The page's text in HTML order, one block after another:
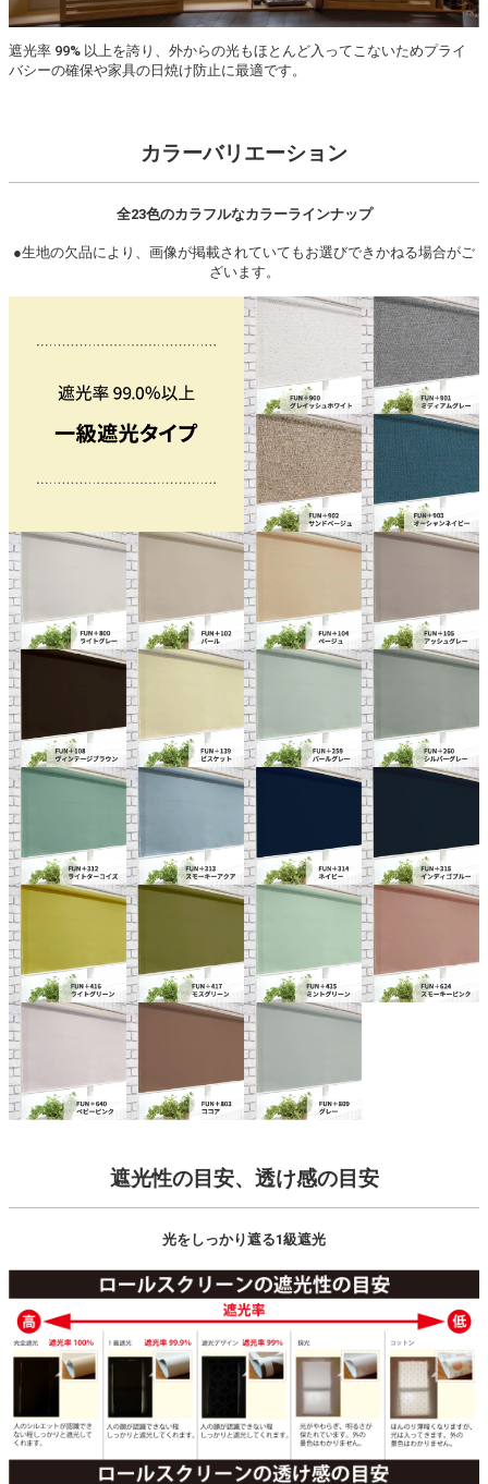
遮光率 99% 以上を誇り、外からの光もほとんど入ってこないためプライ
バシーの確保や家具の日焼け防止に最適です。
カラーバリエーション
全23色のカラフルなカラーラインナップ
●生地の欠品により、画像が掲載されていてもお選びできかねる場合がご
ざいます。
遮光性の目安、透け感の目安
光をしっかり遮る1級遮光